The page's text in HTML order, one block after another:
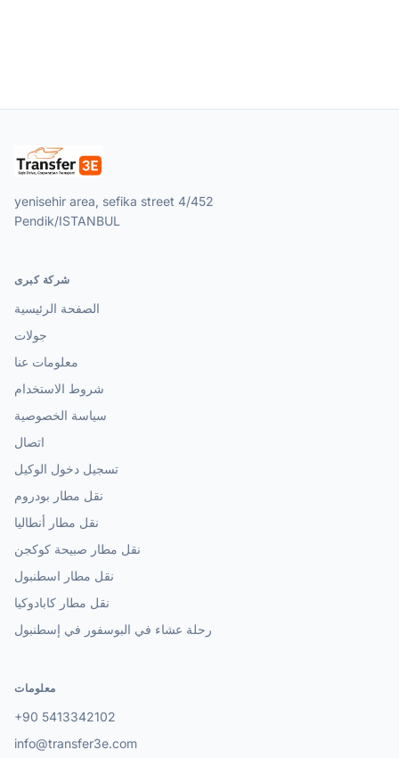
yenisehir area, sefika street 4/452
Pendik/ISTANBUL
شركة كبرى
الصفحة الرئيسية
جولات
معلومات عنا
شروط الاستخدام
سياسة الخصوصية
اتصال
تسجيل دخول الوكيل
نقل مطار بودروم
نقل مطار أنطاليا
نقل مطار صبيحة كوكجن
نقل مطار اسطنبول
نقل مطار كابادوكيا
رحلة عشاء في البوسفور في إسطنبول
معلومات
+90 5413342102
info@transfer3e.com